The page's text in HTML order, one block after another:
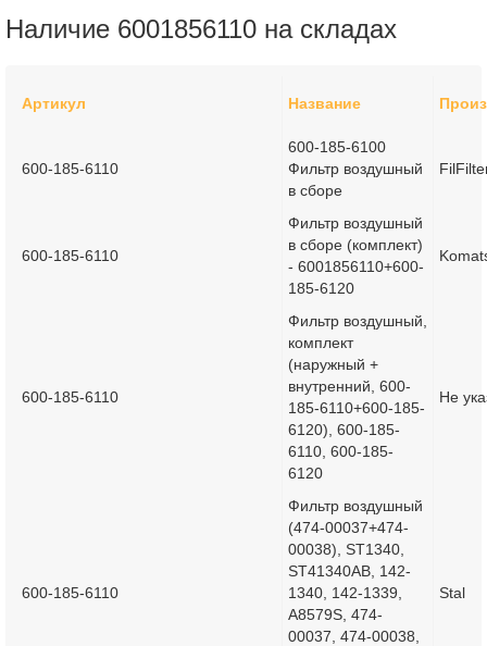
Наличие 6001856110 на складах
Артикул Название
600-185-6110
600-185-6100
Фильтр воздушный
в сборе
600-185-6110
Фильтр воздушный
в сборе (комплект)
- 6001856110+600-
185-6120
600-185-6110
Фильтр воздушный,
комплект
(наружный +
внутренний, 600-
185-6110+600-185-
6120), 600-185-
6110, 600-185-
6120
Не
600-185-6110
Фильтр воздушный
(474-00037+474-
00038), ST1340,
ST41340AB, 142-
1340, 142-1339,
A8579S, 474-
00037, 474-00038,
Stal